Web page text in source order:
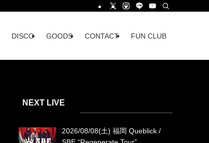
DISCO GOODS CONTACT FUN CLUB
NEXT LIVE
2026/08/08(土) 福岡 Queblick /